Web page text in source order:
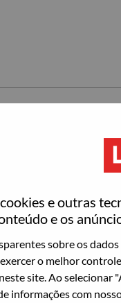
e outras
e os
sobre os
o melhor
site. Ao selecionar
informações com
no momento, temos
redefinir e fazer login.